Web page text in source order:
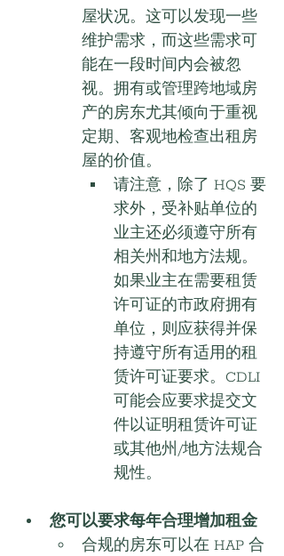
屋状况。这可以发现一些
维护需求，而这些需求可
能在一段时间内会被忽
视。拥有或管理跨地域房
产的房东尤其倾向于重视
定期、客观地检查出租房
屋的价值。
请注意，除了 HQS 要
求外，受补贴单位的
业主还必须遵守所有
相关州和地方法规。
如果业主在需要租赁
许可证的市政府拥有
单位，则应获得并保
持遵守所有适用的租
赁许可证要求。CDLI
可能会应要求提交文
件以证明租赁许可证
或其他州/地方法规合
规性。
您可以要求每年合理增加租金
合规的房东可以在 HAP 合